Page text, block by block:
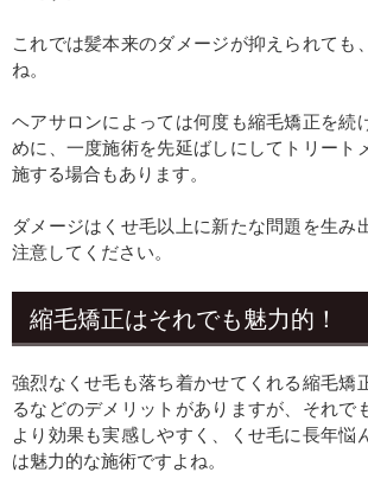
これでは髪本来のダメージが抑えられても
ね。
ヘアサロンによっては何度も縮毛矯正を続
めに、一度施術を先延ばしにしてトリート
施する場合もあります。
ダメージはくせ毛以上に新たな問題を生み
注意してください。
縮毛矯正はそれでも魅力的！
強烈なくせ毛も落ち着かせてくれる縮毛矯
るなどのデメリットがありますが、それで
より効果も実感しやすく、くせ毛に長年悩
は魅力的な施術ですよね。